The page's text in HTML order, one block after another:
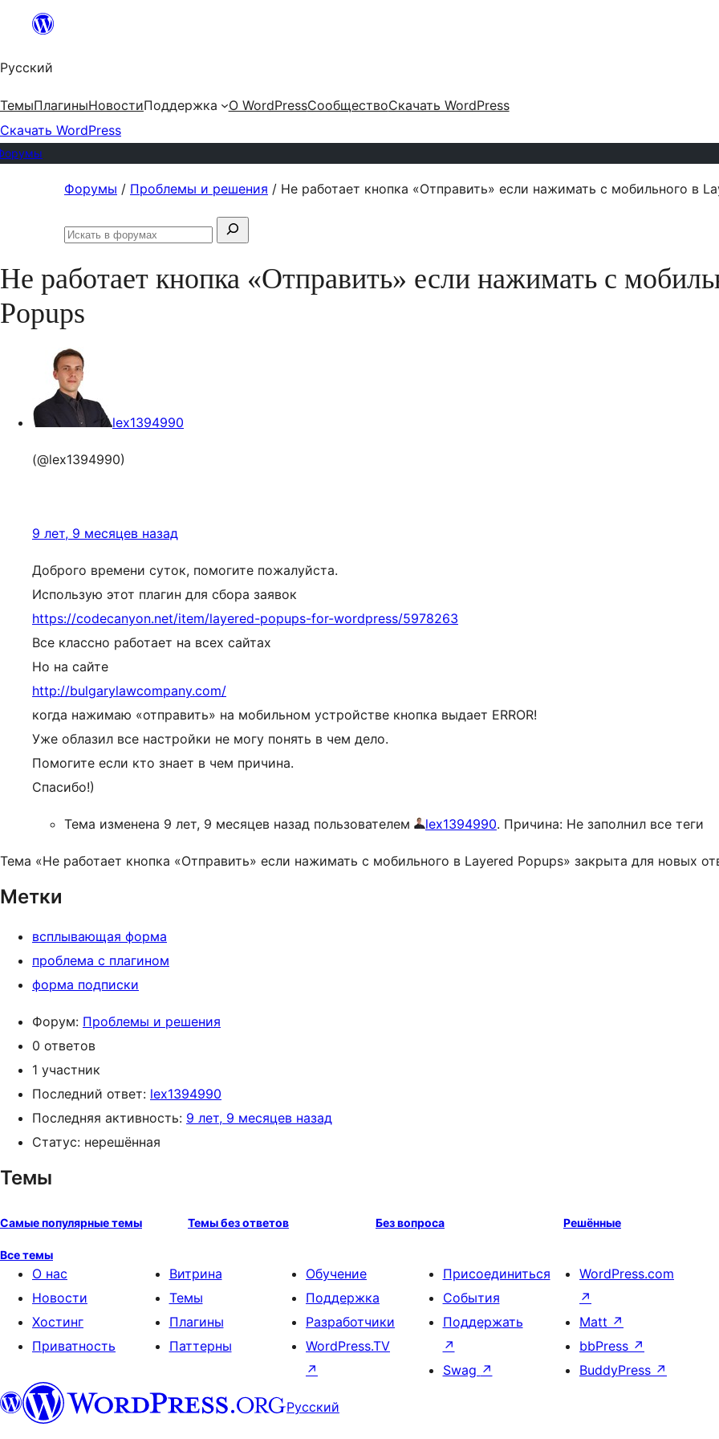
Перейти
содержимому
Русский
ТемыПлагиныНовостиПоддержка О WordPressСообществоСкачать WordPress
Скачать WordPress
содержимому
Форумы / Проблемы и решения / Не работает кнопка «Отправить» если нажимать с мобильного в
Поиск:
Искать
форумах
Не работает кнопка «Отправить» если нажимать с
Popups
lex1394990
(@lex1394990)
9 лет, 9 месяцев назад
Доброго времени суток, помогите пожалуйста.
Использую этот плагин для сбора заявок
https://codecanyon.net/item/layered-popups-for-wordpress/5978263
Все классно работает на всех сайтах
Но на сайте
http://bulgarylawcompany.com/
когда нажимаю «отправить» на мобильном устройстве кнопка выдает ERROR!
Уже облазил все настройки не могу понять в чем дело.
Помогите если кто знает в чем причина.
Спасибо!)
Тема изменена 9 лет, 9 месяцев назад пользователем lex1394990. Причина: Не заполнил все теги
Тема «Не работает кнопка «Отправить» если нажимать с мобильного в Layered Popups» закрыта для новых
Метки
всплывающая форма
проблема с плагином
форма подписки
Форум: Проблемы и решения
0 ответов
1 участник
Последний ответ: lex1394990
Последняя активность: 9 лет, 9 месяцев назад
Статус: нерешённая
Темы
Самые популярные темы Темы без ответов Без вопроса Решённые
Все темы
О нас
Новости
Хостинг
Приватность
Витрина
Темы
Плагины
Паттерны
Обучение
Поддержка
Разработчики
WordPress.TV
↗
Присоединиться
События
Поддержать
↗
Swag ↗
WordPress.com
↗
Matt ↗
bbPress ↗
BuddyPress ↗
Русский